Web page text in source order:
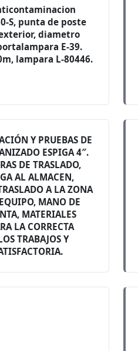
S, punta de poste
diametro
E-39.
lampara L-80446.
Y PRUEBAS DE
ESPIGA 4″.
DE TRASLADO,
AL ALMACEN,
A LA ZONA
MANO DE
MATERIALES
LA CORRECTA
TRABAJOS Y